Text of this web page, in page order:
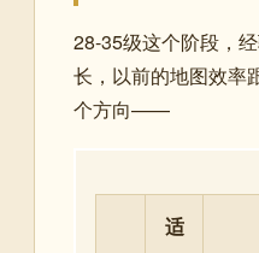
28-35级这个阶段，
长，以前的地图效率
个方向——
适